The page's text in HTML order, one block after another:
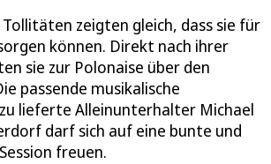
zeigten gleich, dass sie für
können. Direkt nach ihrer
sie zur Polonaise über den
passende musikalische
lieferte Alleinunterhalter Michael
darf sich auf eine bunte und
freuen.